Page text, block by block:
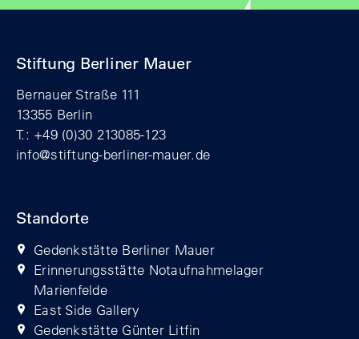
Stiftung Berliner Mauer
Bernauer Straße 111
13355 Berlin
T.: +49 (0)30 213085-123
info@stiftung-berliner-mauer.de
Standorte
Gedenkstätte Berliner Mauer
Erinnerungsstätte Notaufnahmelager
Marienfelde
East Side Gallery
Gedenkstätte Günter Litfin